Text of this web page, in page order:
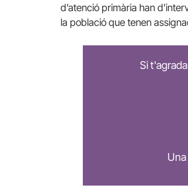
d’atenció primària han
la població que tenen
Si